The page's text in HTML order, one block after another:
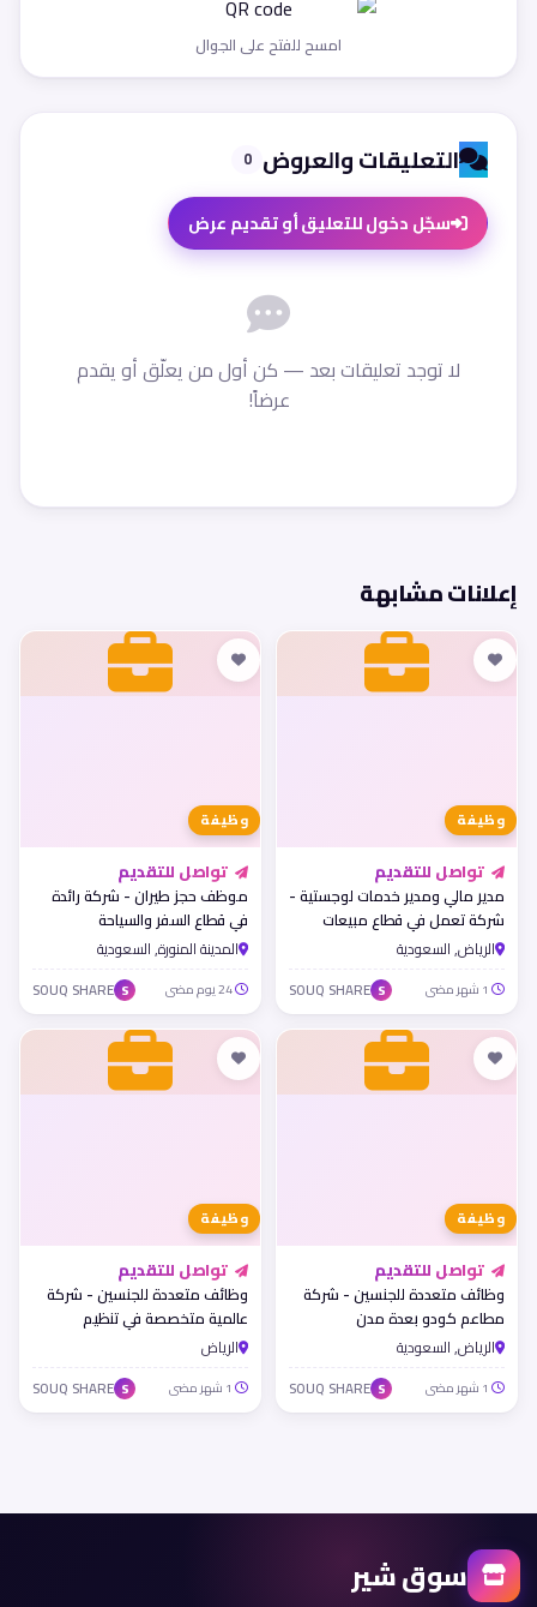
امسح للفتح على الجوال
التعليقات والعروض 0
سجّل دخول للتعليق أو تقديم عرض
لا توجد تعليقات بعد — كن أول من يعلّق أو يقدم
عرضاً!
إعلانات مشابهة
وظيفة
تواصل للتقديم
مدير مالي ومدير خدمات لوجستية -
شركة تعمل في قطاع مبيعات
التجزئة والخدمات اللوجستية
الرياض, السعودية
S
SOUQ SHARE
وظيفة
تواصل للتقديم
موظف حجز طيران - شركة رائدة
في قطاع السفر والسياحة
المدينة المنورة, السعودية
S
SOUQ SHARE
وظيفة
تواصل للتقديم
وظائف متعددة للجنسين - شركة
مطاعم كودو بعدة مدن
الرياض, السعودية
S
SOUQ SHARE
وظيفة
تواصل للتقديم
وظائف متعددة للجنسين - شركة
عالمية متخصصة في تنظيم
الفعاليات الترفيهية
الرياض
S
SOUQ SHARE
سوق شير